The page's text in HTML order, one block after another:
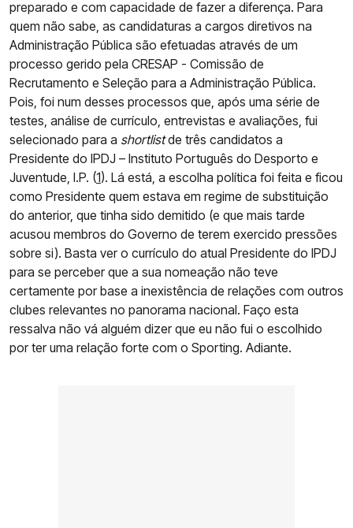
preparado e com capacidade de fazer a diferença. Para
quem não sabe, as candidaturas a cargos diretivos na
Administração Pública são efetuadas através de um
processo gerido pela CRESAP - Comissão de
Recrutamento e Seleção para a Administração Pública.
Pois, foi num desses processos que, após uma série de
testes, análise de currículo, entrevistas e avaliações, fui
selecionado para a shortlistde três candidatos a
Presidente do IPDJ – Instituto Português do Desporto e
Juventude, I.P. (1). Lá está, a escolha política foi feita e ficou
como Presidente quem estava em regime de substituição
do anterior, que tinha sido demitido (e que mais tarde
acusou membros do Governo de terem exercido pressões
sobre si). Basta ver o currículo do atual Presidente do IPDJ
para se perceber que a sua nomeação não teve
certamente por base a inexistência de relações com outros
clubes relevantes no panorama nacional. Faço esta
ressalva não vá alguém dizer que eu não fui o escolhido
por ter uma relação forte com o Sporting. Adiante.